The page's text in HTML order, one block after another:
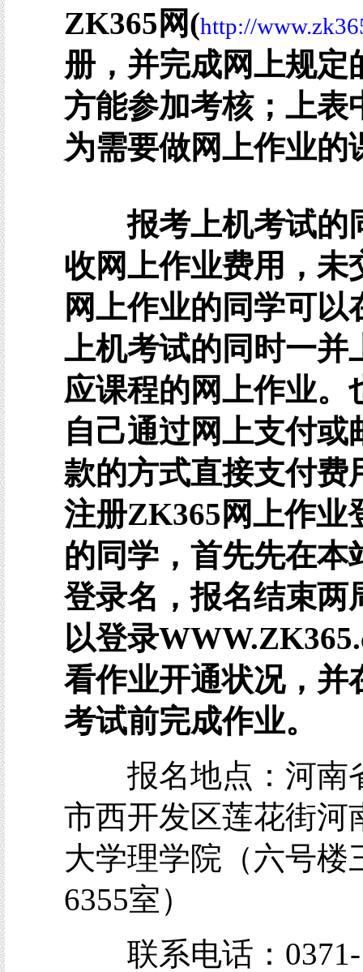
ZK365网(http://
册，并完成网上规定
方能参加考核；上表
为需要做网上作业的
报考上机考试的
收网上作业费用，未
网上作业的同学可以
上机考试的同时一并
应课程的网上作业。
自己通过网上支付或
款的方式直接支付费
注册ZK365网上作业
的同学，首先先在本
登录名，报名结束两
以登录
看作业开通状况，并
考试前完成作业。
报名地点：河南
市西开发区莲花街河
大学理学院（六号楼
6355室）
联系电话：0371-